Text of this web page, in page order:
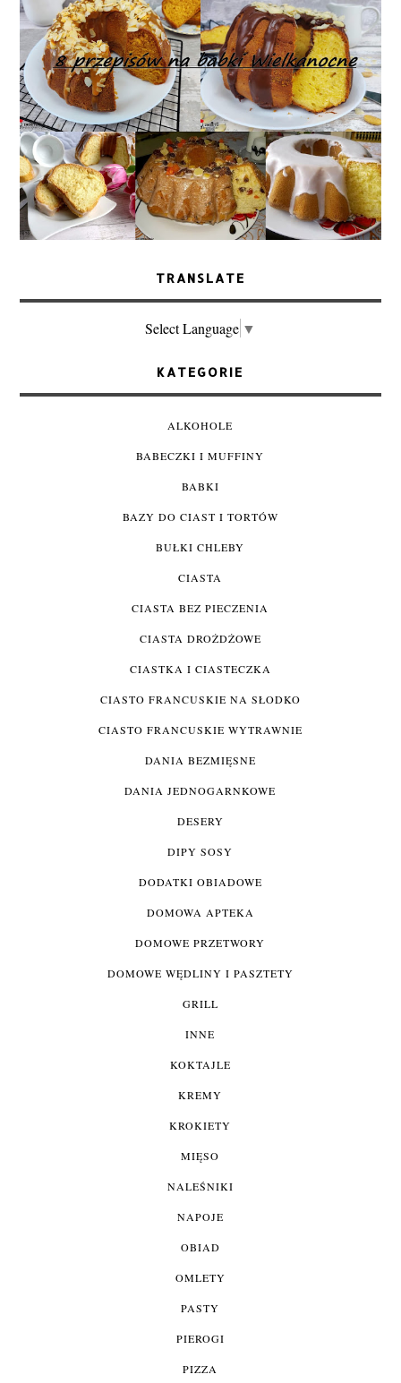
TRANSLATE
Select Language ▼
KATEGORIE
ALKOHOLE
BABECZKI I MUFFINY
BABKI
BAZY DO CIAST I TORTÓW
BUŁKI CHLEBY
CIASTA
CIASTA BEZ PIECZENIA
CIASTA DROŻDŻOWE
CIASTKA I CIASTECZKA
CIASTO FRANCUSKIE NA SŁODKO
CIASTO FRANCUSKIE WYTRAWNIE
DANIA BEZMIĘSNE
DANIA JEDNOGARNKOWE
DESERY
DIPY SOSY
DODATKI OBIADOWE
DOMOWA APTEKA
DOMOWE PRZETWORY
DOMOWE WĘDLINY I PASZTETY
GRILL
INNE
KOKTAJLE
KREMY
KROKIETY
MIĘSO
NALEŚNIKI
NAPOJE
OBIAD
OMLETY
PASTY
PIEROGI
PIZZA